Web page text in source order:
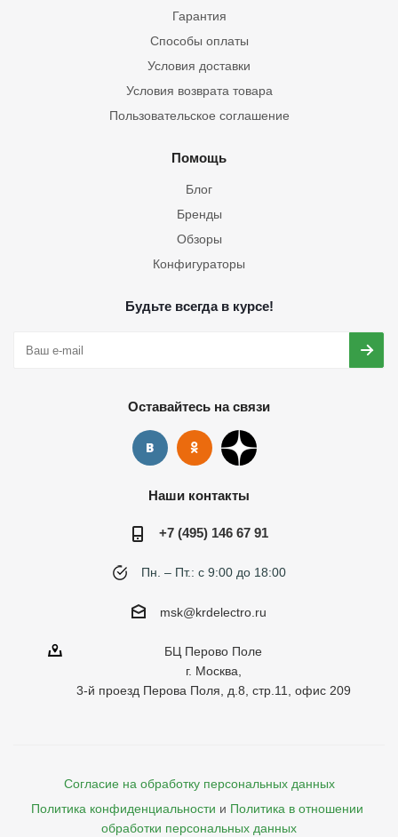
Гарантия
Способы оплаты
Условия доставки
Условия возврата товара
Пользовательское соглашение
Помощь
Блог
Бренды
Обзоры
Конфигураторы
Будьте всегда в курсе!
Оставайтесь на связи
Наши контакты
+7 (495) 146 67 91
Пн. – Пт.: с 9:00 до 18:00
msk@krdelectro.ru
БЦ Перово Поле
г. Москва,
3-й проезд Перова Поля, д.8, стр.11, офис 209
Согласие на обработку персональных данных
Политика конфиденциальности и Политика в отношении
обработки персональных данных